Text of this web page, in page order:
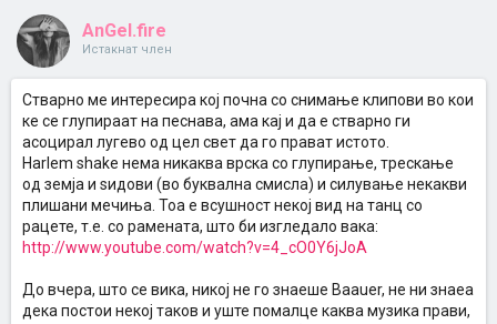
AnGel.fire
Истакнат член
Стварно ме интересира кој почна со снимање клипови во кои
ке се глупираат на песнава, ама кај и да е стварно ги
асоцирал лугево од цел свет да го прават истото.
Harlem shake нема никаква врска со глупирање, трескање
од земја и ѕидови (во буквална смисла) и силување некакви
плишани мечиња. Тоа е всушност некој вид на танц со
рацете, т.е. со рамената, што би изгледало вака:
http://www.youtube.com/watch?v=4_cO0Y6jJoA
До вчера, што се вика, никој не го знаеше Baauer, не ни знаеа
дека постои некој таков и уште помалце каква музика прави,